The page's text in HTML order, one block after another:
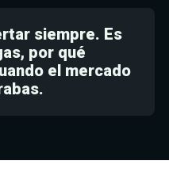
siempre. Es
por qué
el mercado